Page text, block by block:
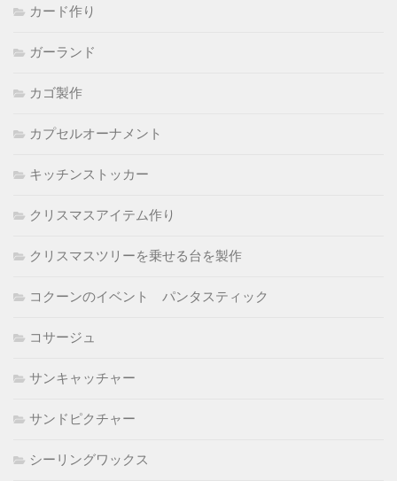
カード作り
ガーランド
カゴ製作
カプセルオーナメント
キッチンストッカー
クリスマスアイテム作り
クリスマスツリーを乗せる台を製作
コクーンのイベント パンタスティック
コサージュ
サンキャッチャー
サンドピクチャー
シーリングワックス